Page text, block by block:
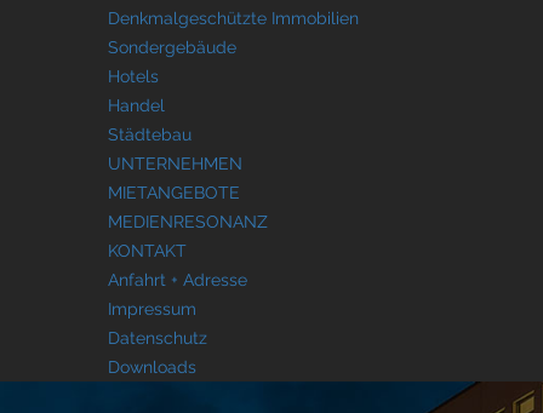
Denkmalgeschützte Immobilien
Sondergebäude
Hotels
Handel
Städtebau
UNTERNEHMEN
MIETANGEBOTE
MEDIENRESONANZ
KONTAKT
Anfahrt + Adresse
Impressum
Datenschutz
Downloads